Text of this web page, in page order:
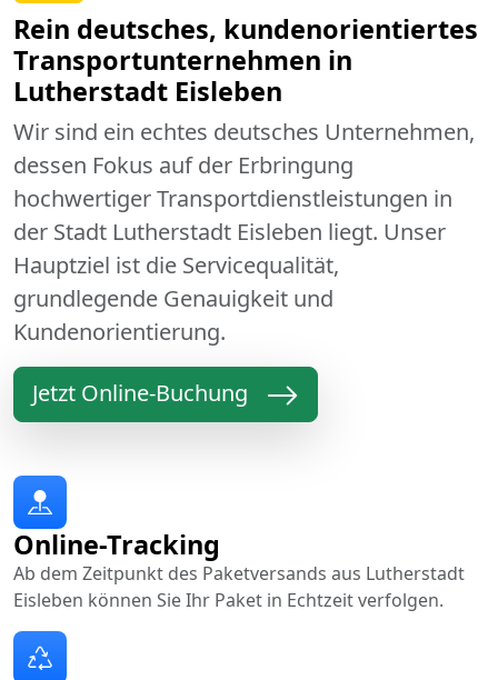
Rein deutsches, kundenorientiertes
Transportunternehmen in
Lutherstadt Eisleben
Wir sind ein echtes deutsches Unternehmen,
dessen Fokus auf der Erbringung
hochwertiger Transportdienstleistungen in
der Stadt Lutherstadt Eisleben liegt. Unser
Hauptziel ist die Servicequalität,
grundlegende Genauigkeit und
Kundenorientierung.
Jetzt Online-Buchung
Online-Tracking
Ab dem Zeitpunkt des Paketversands aus Lutherstadt
Eisleben können Sie Ihr Paket in Echtzeit verfolgen.